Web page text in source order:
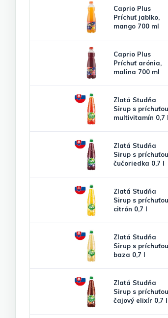
Caprio Plus
Príchuť jablko,
mango 700 ml
Caprio Plus
Príchuť arónia,
malina 700 ml
Zlatá Studňa
Sirup s príchuťou
multivitamín 0,7 l
Zlatá Studňa
Sirup s príchuťou
čučoriedka 0,7 l
Zlatá Studňa
Sirup s príchuťou
citrón 0,7 l
Zlatá Studňa
Sirup s príchuťou
baza 0,7 l
Zlatá Studňa
Sirup s príchuťou
čajový elixír 0,7 l